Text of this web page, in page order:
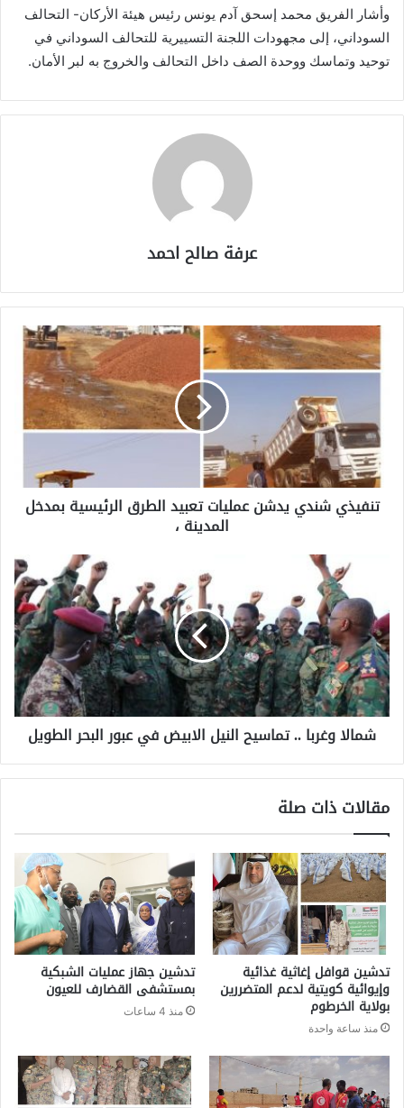
وأشار الفريق محمد إسحق آدم يونس رئيس هيئة الأركان- التحالف
السوداني، إلى مجهودات اللجنة التسييرية للتحالف السوداني في
توحيد وتماسك ووحدة الصف داخل التحالف والخروج به لبر الأمان.
عرفة صالح احمد
تنفيذي شندي يدشن عمليات تعبيد الطرق الرئيسية بمدخل
المدينة ،
شمالا وغربا .. تماسيح النيل الابيض في عبور البحر الطويل
مقالات ذات صلة
تدشين قوافل إغاثية غذائية
وإيوائية كويتية لدعم المتضررين
بولاية الخرطوم
منذ ساعة واحدة
تدشين جهاز عمليات الشبكية
بمستشفى القضارف للعيون
منذ 4 ساعات